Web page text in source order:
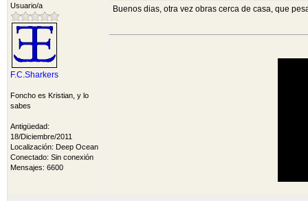
Usuario/a
F.C.Sharkers
Foncho es Kristian, y lo
sabes
Antigüedad:
18/Diciembre/2011
Localización: Deep Ocean
Conectado: Sin conexión
Mensajes: 6600
Buenos dias, otra vez obras cerca de casa, que